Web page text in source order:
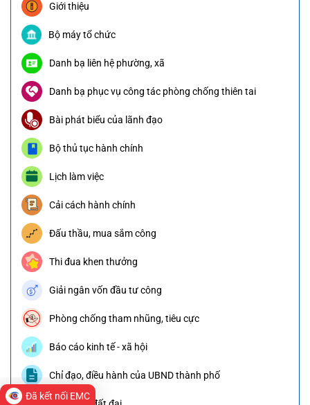
Giới thiệu
Bộ máy tổ chức
Danh bạ liên hệ phường, xã
Danh bạ phục vụ công tác phòng chống thiên tai
Bài phát biểu của lãnh đạo
Bộ thủ tục hành chính
Lịch làm việc
Cải cách hành chính
Đấu thầu, mua sắm công
Thi đua khen thưởng
Giải ngân vốn đầu tư công
Phòng chống tham nhũng, tiêu cực
Báo cáo kinh tế - xã hội
Chỉ đạo, điều hành của UBND thành phố
Đã kết nối EMC